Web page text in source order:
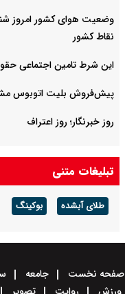
نقاط کشور
این شرط تامین اجتماعی
پیش‌فروش بلیت اتوبوس مشهد امروز ۱۷
روز خبرنگار؛ روز اعتراف
تبلیغات متنی
طلای آبشده بوکینگ
صفحه نخست جامعه